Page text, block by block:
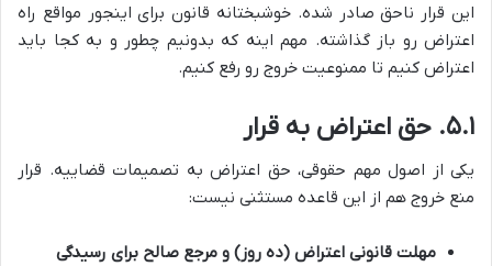
این قرار ناحق صادر شده. خوشبختانه قانون برای اینجور مواقع راه
اعتراض رو باز گذاشته. مهم اینه که بدونیم چطور و به کجا باید
اعتراض کنیم تا ممنوعیت خروج رو رفع کنیم.
۵.۱. حق اعتراض به قرار
یکی از اصول مهم حقوقی، حق اعتراض به تصمیمات قضاییه. قرار
منع خروج هم از این قاعده مستثنی نیست:
مهلت قانونی اعتراض (ده روز) و مرجع صالح برای رسیدگی